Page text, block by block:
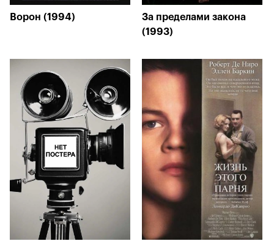
Ворон (1994)
За пределами закона
(1993)